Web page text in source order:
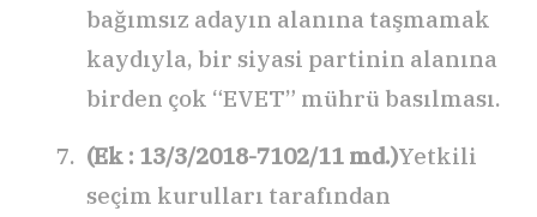
bağımsız adayın alanına taşmamak
kaydıyla, bir siyasi partinin alanına
birden çok “EVET” mührü basılması.
(Ek : 13/3/2018-7102/11 md.)Yetkili
seçim kurulları tarafından